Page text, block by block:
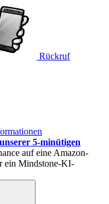
Rückruf
5-minütigen
auf eine Amazon-
ein Mindstone-KI-